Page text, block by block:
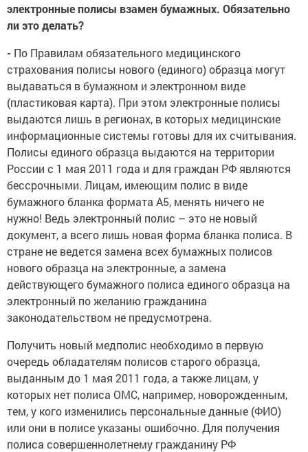
электронные полисы взамен бумажных. Обязательно
ли это делать?
- По Правилам обязательного медицинского
страхования полисы нового (единого) образца могут
выдаваться в бумажном и электронном виде
(пластиковая карта). При этом электронные полисы
выдаются лишь в регионах, в которых медицинские
информационные системы готовы для их считывания.
Полисы единого образца выдаются на территории
России с 1 мая 2011 года и для граждан РФ являются
бессрочными. Лицам, имеющим полис в виде
бумажного бланка формата А5, менять ничего не
нужно! Ведь электронный полис – это не новый
документ, а всего лишь новая форма бланка полиса. В
стране не ведется замена всех бумажных полисов
нового образца на электронные, а замена
действующего бумажного полиса единого образца на
электронный по желанию гражданина
законодательством не предусмотрена.
Получить новый медполис необходимо в первую
очередь обладателям полисов старого образца,
выданным до 1 мая 2011 года, а также лицам, у
которых нет полиса ОМС, например, новорожденным,
тем, у кого изменились персональные данные (ФИО)
или они в полисе указаны ошибочно. Для получения
полиса совершеннолетнему гражданину РФ